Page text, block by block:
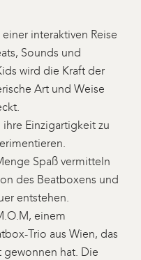
interaktiven Reise
Sounds und
wird die Kraft der
Art und Weise
Einzigartigkeit zu
Spaß vermitteln
des Beatboxens und
entstehen.
einem
Trio aus Wien, das
gewonnen hat. Die